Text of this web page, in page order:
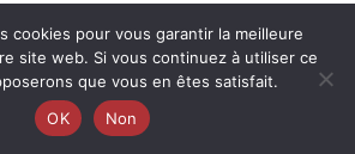
cookies pour vous garantir la meilleure
site web. Si vous continuez à utiliser ce
que vous en êtes satisfait.
OK
Non